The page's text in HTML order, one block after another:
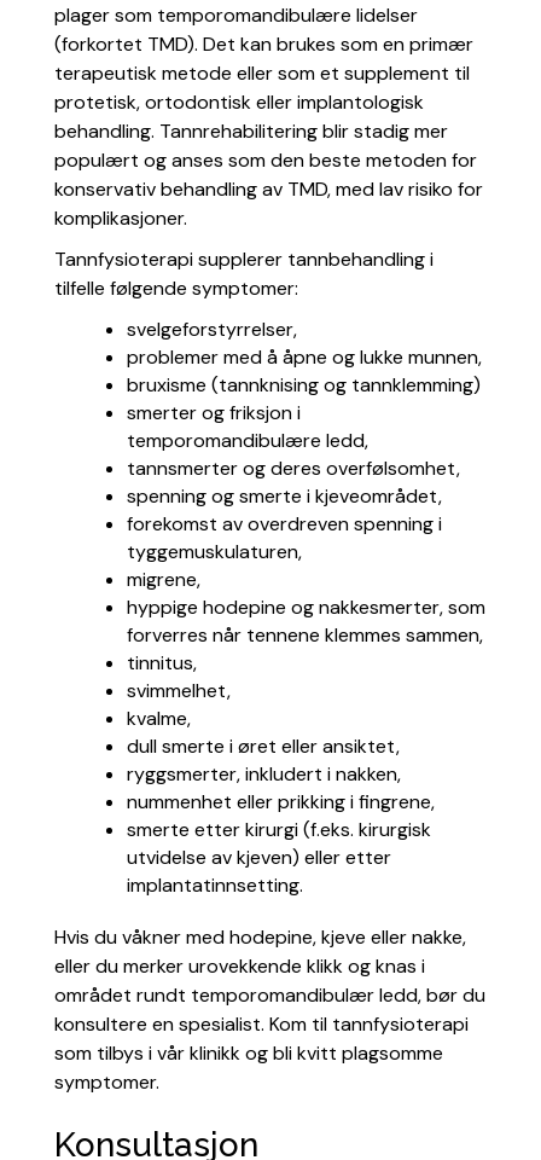
plager som temporomandibulære lidelser
(forkortet TMD). Det kan brukes som en primær
terapeutisk metode eller som et supplement til
protetisk, ortodontisk eller implantologisk
behandling. Tannrehabilitering blir stadig mer
populært og anses som den beste metoden for
konservativ behandling av TMD, med lav risiko for
komplikasjoner.
Tannfysioterapi supplerer tannbehandling i
tilfelle følgende symptomer:
svelgeforstyrrelser,
problemer med å åpne og lukke munnen,
bruxisme (tannknising og tannklemming)
smerter og friksjon i
temporomandibulære ledd,
tannsmerter og deres overfølsomhet,
spenning og smerte i kjeveområdet,
forekomst av overdreven spenning i
tyggemuskulaturen,
migrene,
hyppige hodepine og nakkesmerter, som
forverres når tennene klemmes sammen,
tinnitus,
svimmelhet,
kvalme,
dull smerte i øret eller ansiktet,
ryggsmerter, inkludert i nakken,
nummenhet eller prikking i fingrene,
smerte etter kirurgi (f.eks. kirurgisk
utvidelse av kjeven) eller etter
implantatinnsetting.
Hvis du våkner med hodepine, kjeve eller nakke,
eller du merker urovekkende klikk og knas i
området rundt temporomandibulær ledd, bør du
konsultere en spesialist. Kom til tannfysioterapi
som tilbys i vår klinikk og bli kvitt plagsomme
symptomer.
Konsultasjon